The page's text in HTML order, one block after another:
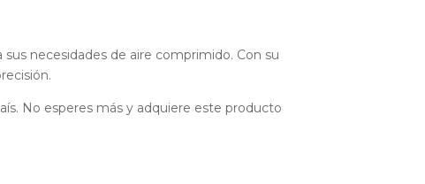
necesidades de aire comprimido. Con su
No esperes más y adquiere este producto